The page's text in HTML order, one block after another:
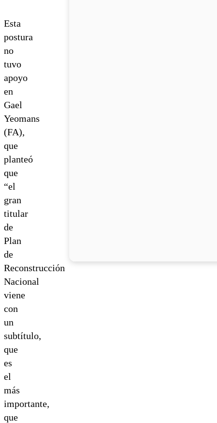
Esta
postura
no
tuvo
apoyo
en
Gael
Yeomans
(FA),
que
planteó
que
“el
gran
titular
de
Plan
de
Reconstrucción
Nacional
viene
con
un
subtítulo,
que
es
el
más
importante,
que